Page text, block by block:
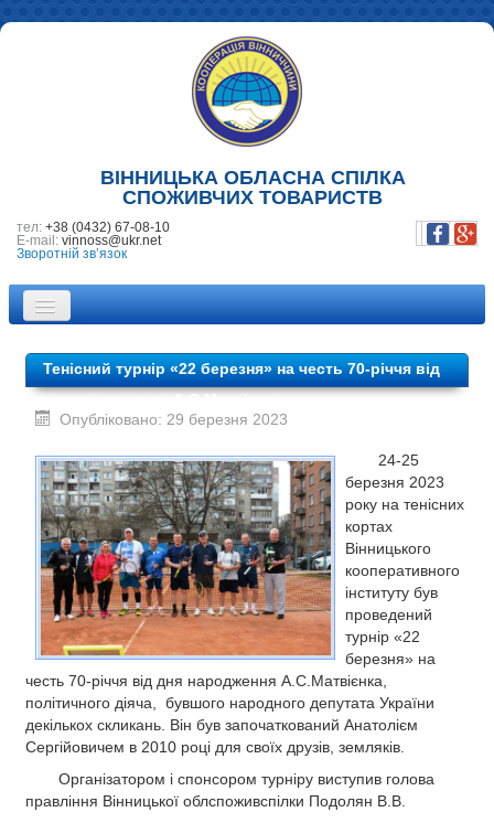
ВІННИЦЬКА ОБЛАСНА СПІЛКА
СПОЖИВЧИХ ТОВАРИСТВ
тел: +38 (0432) 67-08-10
E-mail: vinnoss@ukr.net
Зворотній зв’язок
НОВИНИ
ПІДПРИЄМСТВА
ФОТОГАЛЕРЕЯ
РЕКЛАМА
КОНТАКТИ
Тенісний турнір «22 березня» на честь 70-річчя від
дня народження А.С.Матвієнка
Опубліковано: 29 березня 2023
24-25
березня 2023
року на тенісних
кортах
Вінницького
кооперативного
інституту був
проведений
турнір «22
березня» на
честь 70-річчя від дня народження А.С.Матвієнка,
політичного діяча, бувшого народного депутата України
декількох скликань. Він був започаткований Анатолієм
Сергійовичем в 2010 році для своїх друзів, земляків.
Організатором і спонсором турніру виступив голова
правління Вінницької облспоживспілки Подолян В.В.